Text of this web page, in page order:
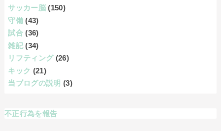
サッカー脳 (150)
守備 (43)
試合 (36)
雑記 (34)
リフティング (26)
キック (21)
当ブログの説明 (3)
不正行為を報告